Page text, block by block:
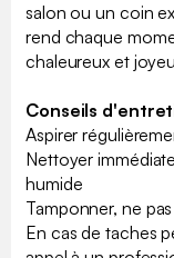
salon ou un coin
rend chaque
chaleureux et
Conseils
Aspirer
Nettoyer
humide
Tamponner, ne
En cas de taches